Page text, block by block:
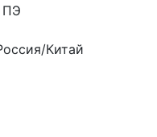
ПЭ
Китай